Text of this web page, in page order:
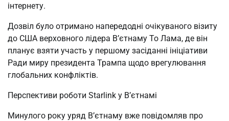
інтернету.
Дозвіл було отримано напередодні очікуваного візиту
до США верховного лідера В’єтнаму То Лама, де він
планує взяти участь у першому засіданні ініціативи
Ради миру президента Трампа щодо врегулювання
глобальних конфліктів.
Перспективи роботи Starlink у В’єтнамі
Минулого року уряд В’єтнаму вже повідомляв про